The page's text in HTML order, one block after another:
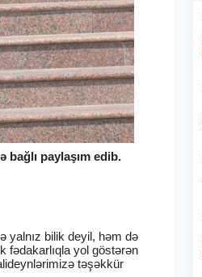
paylaşım edib.
yalnız bilik deyil, həm də
fədakarlıqla yol göstərən
təşəkkür